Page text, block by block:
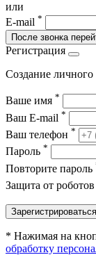
или
E-mail *
После звонка
Регистрация
Создание личного
Ваше имя *
Ваш E-mail *
Ваш телефон *
Пароль *
Повторите пароль
Защита от роботов
Зарегистрироваться
* Нажимая на
обработку